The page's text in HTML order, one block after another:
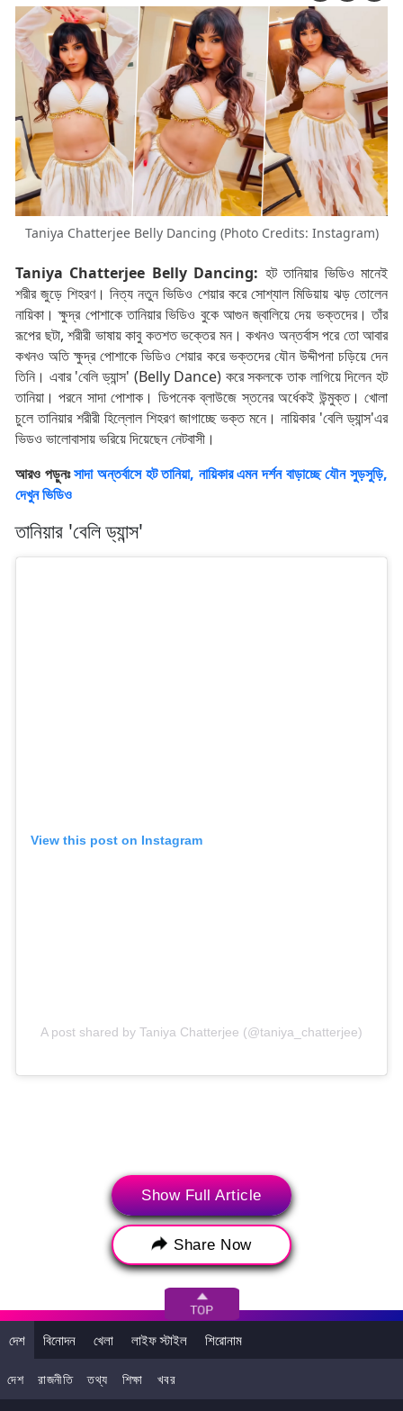
Taniya Chatterjee Belly Dancing (Photo Credits: Instagram)
Taniya Chatterjee Belly Dancing: হট তানিয়ার ভিডিও মানেই
শরীর জুড়ে শিহরণ। নিত্য নতুন ভিডিও শেয়ার করে সোশ্যাল মিডিয়ায় ঝড় তোলেন
নায়িকা। ক্ষুদ্র পোশাকে তানিয়ার ভিডিও বুকে আগুন জ্বালিয়ে দেয় ভক্তদের। তাঁর
রূপের ছটা, শরীরী ভাষায় কাবু কতশত ভক্তের মন। কখনও অন্তর্বাস পরে তো আবার
কখনও অতি ক্ষুদ্র পোশাকে ভিডিও শেয়ার করে ভক্তদের যৌন উদ্দীপনা চড়িয়ে দেন
তিনি। এবার 'বেলি ড্যান্স' (Belly Dance) করে সকলকে তাক লাগিয়ে দিলেন হট
তানিয়া। পরনে সাদা পোশাক। ডিপনেক ব্লাউজে স্তনের অর্ধেকই উন্মুক্ত। খোলা
চুলে তানিয়ার শরীরী হিল্লোল শিহরণ জাগাচ্ছে ভক্ত মনে। নায়িকার 'বেলি ড্যান্স'এর
ভিডও ভালোবাসায় ভরিয়ে দিয়েছেন নেটবাসী।
আরও পড়ুনঃসাদা অন্তর্বাসে হট তানিয়া, নায়িকার এমন দর্শন বাড়াচ্ছে যৌন সুড়সুড়ি,
দেখুন ভিডিও
তানিয়ার 'বেলি ড্যান্স'
View this post on Instagram
A post shared by Taniya Chatterjee (@taniya_chatterjee)
(টুইটার, ইনস্টাগ্রাম এবং ইউটিউব সহ সোশাল মিডিয়া থেকে আপনার কাছে সর্বশেষতম
ব্রেকিং নিউজ, ভাইরাল ট্রেন্ডস এবং ইনফরমেশন নিয়ে আসে SocialLY। উপরের
পোস্টটি ব্যবহারকারীর সোশাল মিডিয়া অ্যাকাউন্ট থেকে সরাসরি এম্বেড করা হয়েছে
এবং লেটেস্টলি এতে কোনও সংশোধন বা সম্পাদনা করেনি। সোশাল মিডিয়া পোস্টের
Show Full Article
Share Now
দেশ বিনোদন খেলা লাইফ স্টাইল শিরোনাম
দেশ রাজনীতি তথ্য শিক্ষা খবর